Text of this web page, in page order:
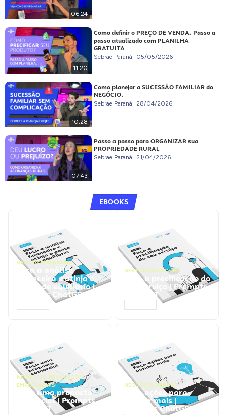
06:24
11:20
Como definir o PREÇO DE VENDA. Passo a
passo atualizado com PLANILHA
GRATUITA
Sebrae Paraná 05/05/2026
10:28
Como planejar a SUCESSÃO FAMILIAR do
NEGÓCIO.
Sebrae Paraná 28/04/2026
07:43
Passo a passo para ORGANIZAR sua
PROPRIEDADE RURAL
Sebrae Paraná 21/04/2026
EBOOKS
GESTÃO FINANCEIRA
Faça a análise
financeira e atinja o
ponto de equilíbrio |
Prompts ChatGPT
GESTÃO FINANCEIRA
Faça a precificação do
seu serviço | Prompts
ChatGPT
NEGÓCIOS, PROCESSOS
EMPRESARIAIS
Faça uma proposta
comercial | Prompts
ChatGPT
NEGÓCIOS, VENDAS
Faça ações para
vender mais |
Prompts ChatGPT